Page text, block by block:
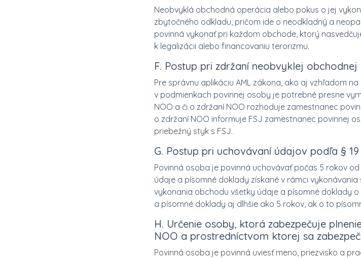
Neobvyklá obchodná operácia alebo pokus o jej
zbytočného odkladu, pričom ide o neodkladný a
povinná vykonať pri každom obchode, ktorý
k legalizácii alebo financovaniu terorizmu.
F. Postup pri zdržaní neobvyklej
Pre správnu aplikáciu AML zákona, ako aj vzhľadom
v podmienkach povinnej osoby je potrebné presne
NOO a či o zdržaní NOO rozhoduje zamestnanec
o zdržaní NOO informuje FSJ zamestnanec povinnej
priebežný styk s FSJ.
G. Postup pri uchovávaní údajov podľa §
Povinná osoba je povinná uchovávať počas 5 rokov
údaje a písomné doklady získané v rámci
vykonania obchodu všetky údaje a písomné doklady
a písomné doklady aj dlhšie ako 5 rokov, ak o to
H. Určenie osoby, ktorá zabezpečuje
NOO a prostredníctvom ktorej sa
Povinná osoba je povinná uviesť meno, priezvisko a